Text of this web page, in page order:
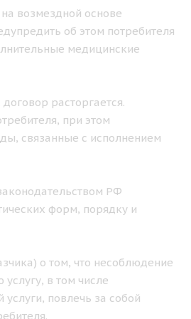
возмездной основе
об этом потребителя
медицинские
расторгается.
при этом
связанные с исполнением
РФ
форм, порядку и
о том, что несоблюдение
в том числе
повлечь за собой